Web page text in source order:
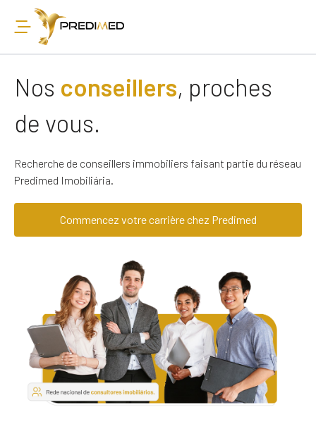
Nos conseillers, proches
de vous.
Recherche de conseillers immobiliers faisant partie du réseau
Predimed Imobiliária.
Commencez votre carrière chez Predimed